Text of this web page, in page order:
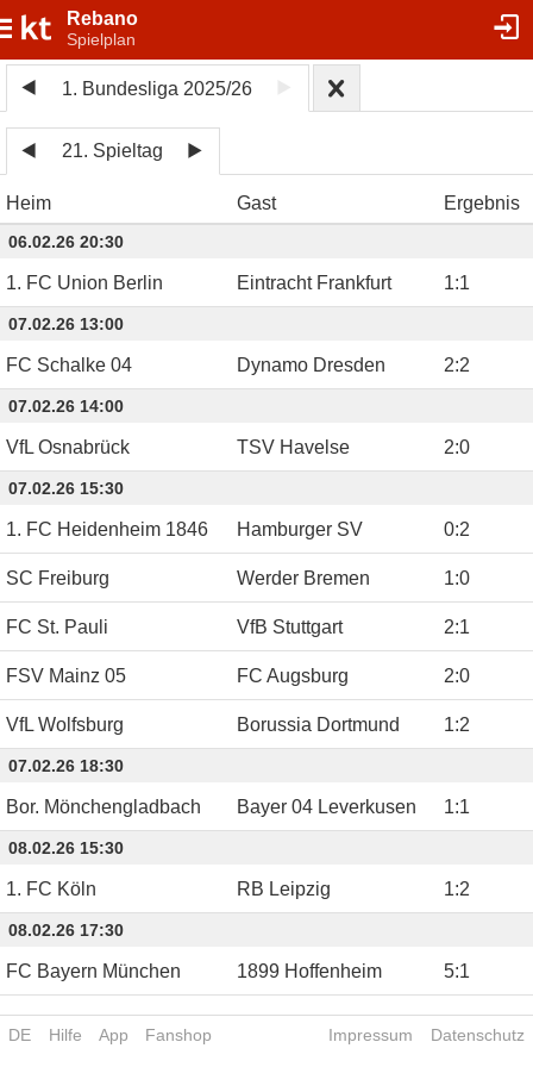
Rebano
Spielplan
1. Bundesliga 2025/26
21. Spieltag
Heim Gast Ergebnis
06.02.26 20:30
1. FC Union Berlin Eintracht Frankfurt 1:1
07.02.26 13:00
FC Schalke 04 Dynamo Dresden 2:2
07.02.26 14:00
VfL Osnabrück TSV Havelse 2:0
07.02.26 15:30
1. FC Heidenheim 1846 Hamburger SV 0:2
SC Freiburg Werder Bremen 1:0
FC St. Pauli VfB Stuttgart 2:1
FSV Mainz 05 FC Augsburg 2:0
VfL Wolfsburg Borussia Dortmund 1:2
07.02.26 18:30
Bor. Mönchengladbach Bayer 04 Leverkusen 1:1
08.02.26 15:30
1. FC Köln RB Leipzig 1:2
08.02.26 17:30
FC Bayern München 1899 Hoffenheim 5:1
DE Hilfe App Fanshop Impressum Datenschutz